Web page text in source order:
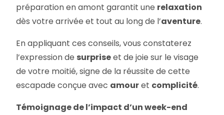
préparation en amont garantit une relaxation
dès votre arrivée et tout au long de l’aventure.
En appliquant ces conseils, vous constaterez
l’expression de surpriseet de joie sur le visage
de votre moitié, signe de la réussite de cette
escapade conçue avec amouret complicité.
Témoignage de l’impact d’un week-end